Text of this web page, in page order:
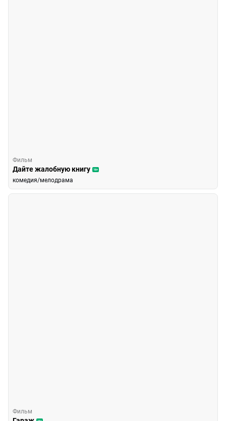
Фильм
Дайте жалобную книгу 16+
комедия/мелодрама
Фильм